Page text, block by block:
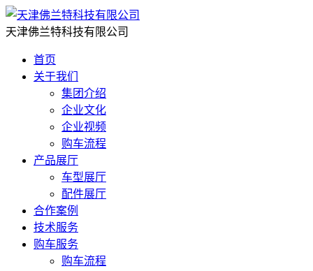
天津佛兰特科技有限公司
首页
关于我们
集团介绍
企业文化
企业视频
购车流程
产品展厅
车型展厅
配件展厅
合作案例
技术服务
购车服务
购车流程